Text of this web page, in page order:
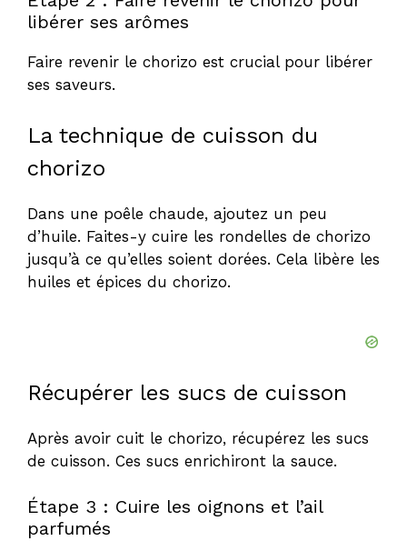
libérer ses arômes
Faire revenir le chorizo est crucial pour libérer
ses saveurs.
La technique de cuisson du
chorizo
Dans une poêle chaude, ajoutez un peu
d’huile. Faites-y cuire les rondelles de chorizo
jusqu’à ce qu’elles soient dorées. Cela libère les
huiles et épices du chorizo.
Récupérer les sucs de cuisson
Après avoir cuit le chorizo, récupérez les sucs
de cuisson. Ces sucs enrichiront la sauce.
Étape 3 : Cuire les oignons et l’ail
parfumés